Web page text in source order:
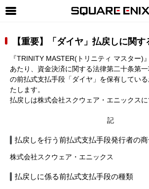
マガジン＆ブックス
ミュージック
グッズ
メンバーズ
動画
コラム
【重要】「ダイヤ」払戻しに関
『TRINITY MASTER(トリニティ マスター)
あたり、資金決済に関する法律第二十条第
の前払式支払手段「ダイヤ」を保有してい
たします。
払戻しは株式会社スクウェア・エニックスに
記
払戻しを行う前払式支払手段発行者の
株式会社スクウェア・エニックス
払戻しに係る前払式支払手段の種類